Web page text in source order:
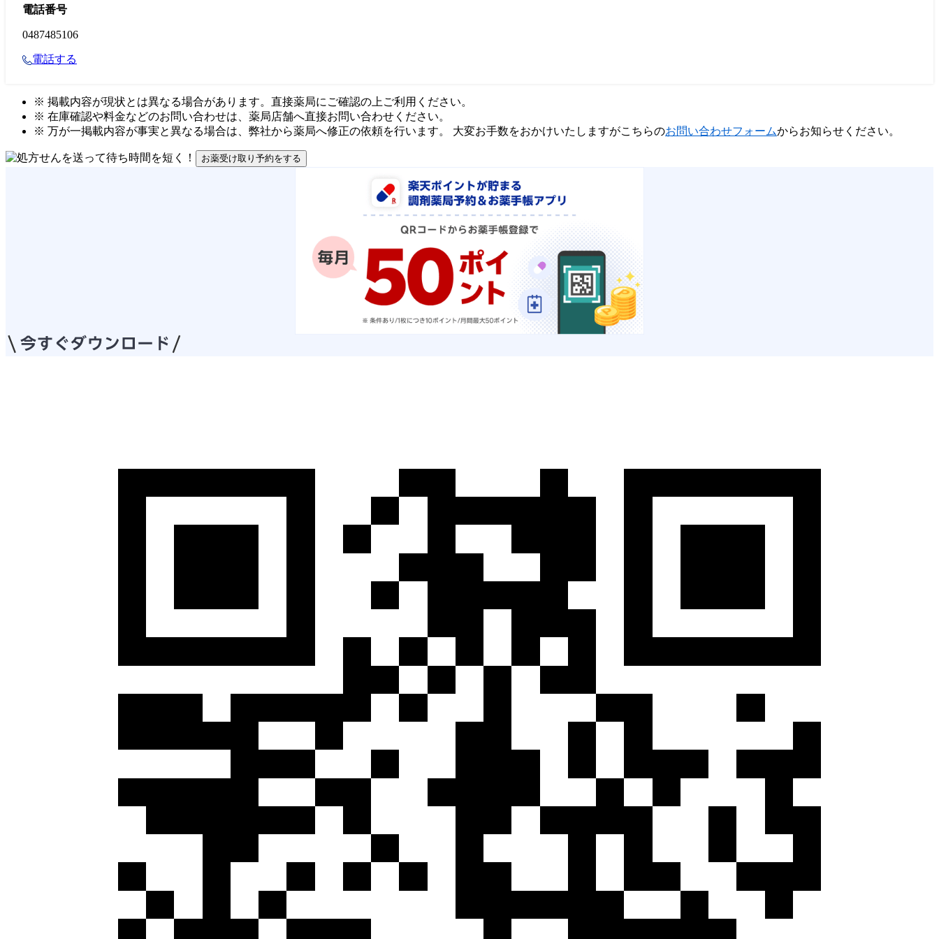
電話番号
0487485106
電話する
※ 掲載内容が現状とは異なる場合があります。直接薬局にご確認の上ご利用ください。
※ 在庫確認や料金などのお問い合わせは、薬局店舗へ直接お問い合わせください。
※ 万が一掲載内容が事実と異なる場合は、弊社から薬局へ修正の依頼を行います。 大変お手数をおかけいたしますがこちらのお問い合わせフォームからお知らせください。
お薬受け取り予約をする